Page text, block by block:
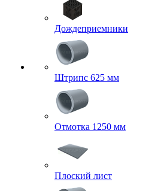
Дождеприемники
Штрипс 625 мм
Отмотка 1250 мм
Плоский лист